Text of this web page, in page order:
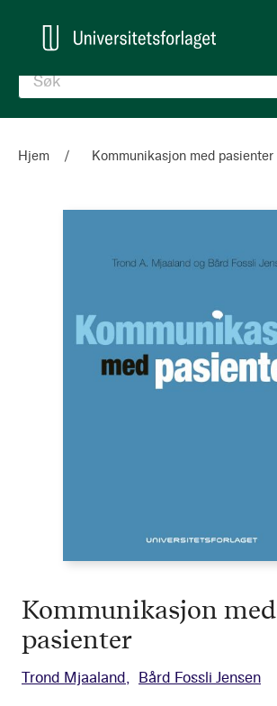
Hjem Kommunikasjon med pasienter
Kommunikasjon med
pasienter
Trond Mjaaland Bård Fossli Jensen